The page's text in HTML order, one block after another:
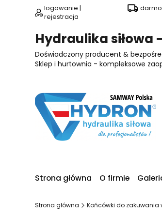
logowanie |
rejestracja
Hydraulika siłowa
Doświadczony producent &
Sklep i hurtownia - kompleksowe
Strona główna O firmie
Strona główna Końcówki do zakuwania